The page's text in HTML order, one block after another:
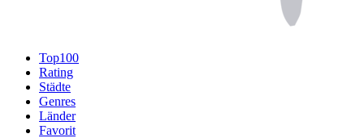
Top100
Rating
Städte
Genres
Länder
Favorit